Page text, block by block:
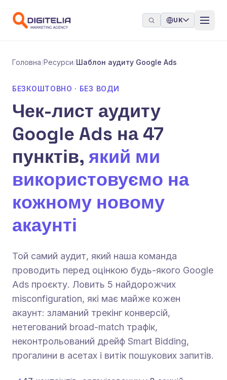
UK
Головна/Ресурси/Шаблон аудиту Google Ads
БЕЗКОШТОВНО · БЕЗ ВОДИ
Чек-лист аудиту
Google Ads на 47
пунктів, який ми
використовуємо на
кожному новому
акаунті
Той самий аудит, який наша команда
проводить перед оцінкою будь-якого Google
Ads проєкту. Ловить 5 найдорожчих
misconfiguration, які має майже кожен
акаунт: зламаний трекінг конверсій,
нетегований broad-match трафік,
неконтрольований дрейф Smart Bidding,
прогалини в асетах і витік пошукових запитів.